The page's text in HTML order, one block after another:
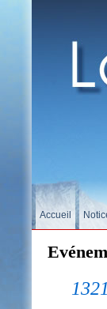
Accueil
1321